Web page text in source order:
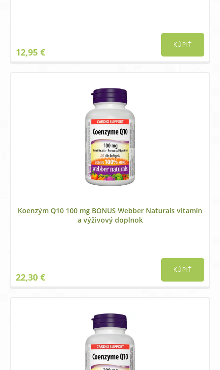
12,95 €
KÚPIŤ
Koenzým Q10 100 mg BONUS Webber Naturals vitamín
a výživový doplnok
22,30 €
KÚPIŤ